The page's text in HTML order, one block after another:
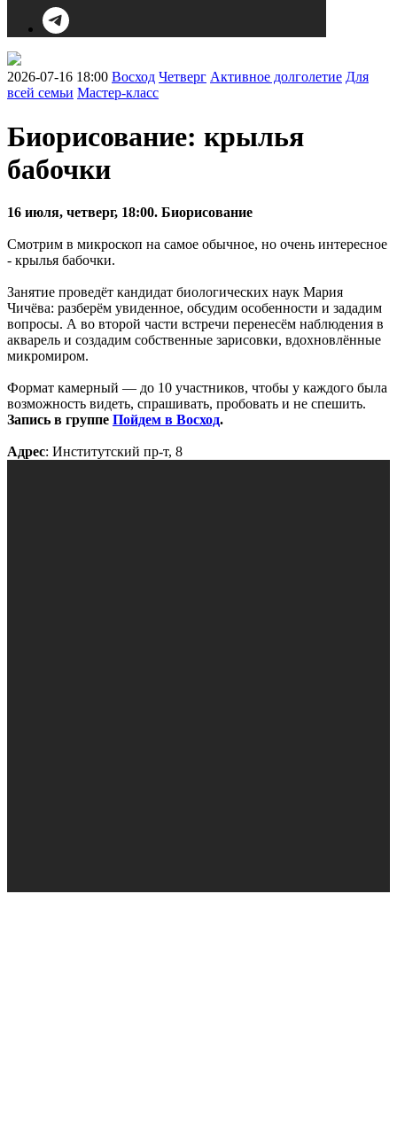
2026-07-16 18:00 Восход Четверг Активное долголетие Для
всей семьи Мастер-класс
Биорисование: крылья
бабочки
16 июля, четверг, 18:00. Биорисование
Смотрим в микроскоп на самое обычное, но очень интересное
- крылья бабочки.
Занятие проведёт кандидат биологических наук Мария
Чичёва: разберём увиденное, обсудим особенности и зададим
вопросы. А во второй части встречи перенесём наблюдения в
акварель и создадим собственные зарисовки, вдохновлённые
микромиром.
Формат камерный — до 10 участников, чтобы у каждого была
возможность видеть, спрашивать, пробовать и не спешить.
Запись в группе Пойдем в Восход.
Адрес: Институтский пр-т, 8